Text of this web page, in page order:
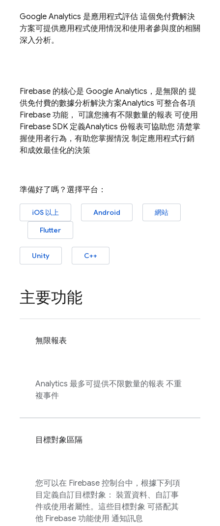
Google Analytics 是應用程式評估 這個免付費解決
方案可提供應用程式使用情況和使用者參與度的相關
深入分析。
Firebase 的核心是 Google Analytics ，是無限的 提
供免付費的數據分析解決方案Analytics 可整合各項
Firebase 功能， 可讓您擁有不限數量的報表 可使用
Firebase SDK 定義Analytics 份報表可協助您 清楚掌
握使用者行為，有助您掌握情況 制定應用程式行銷
和成效最佳化的決策
準備好了嗎？選擇平台：
iOS 以上 Android
網站
Flutter
Unity C++
主要功能
無限報表
Analytics 最多可提供不限數量的報表 不重
複事件
目標對象區隔
您可以在 Firebase 控制台中，根據下列項
目定義自訂目標對象： 裝置資料、自訂事
件或使用者屬性。這些目標對象 可搭配其
他 Firebase 功能使用 通知訊息